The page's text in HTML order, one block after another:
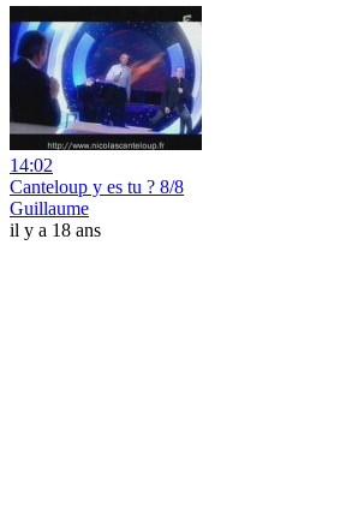
14:02
Canteloup y es tu ? 8/8
Guillaume
il y a 18 ans